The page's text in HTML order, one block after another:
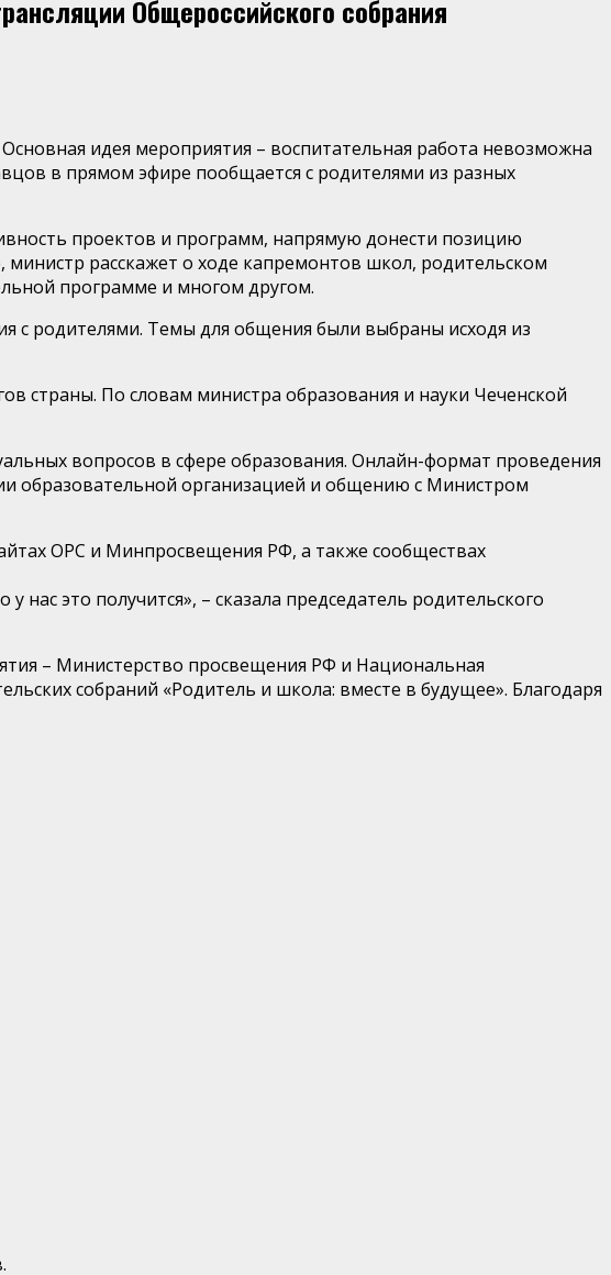
Общероссийского собрания
идея мероприятия – воспитательная работа невозможна
в прямом эфире пообщается с родителями из разных
проектов и программ, напрямую донести позицию
расскажет о ходе капремонтов школ, родительском
программе и многом другом.
с родителями. Темы для общения были выбраны исходя из
страны. По словам министра образования и науки Чеченской
вопросов в сфере образования. Онлайн-формат проведения
образовательной организацией и общению с Министром
ОРС и Минпросвещения РФ, а также сообществах
это получится», – сказала председатель родительского
– Министерство просвещения РФ и Национальная
собраний «Родитель и школа: вместе в будущее». Благодаря